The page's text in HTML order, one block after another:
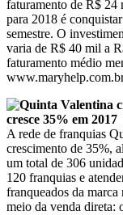
faturamento de R$ 24
para 2018 é
semestre. O
varia de R$ 40 mil a
faturamento médio
cresce 35% em 2017
A rede de franquias
crescimento de 35%,
um total de 306
120 franquias e
franqueados da
meio da venda direta: